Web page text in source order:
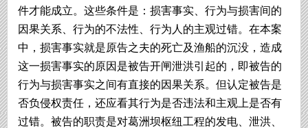
件才能成立。这些条件是：损害事实、行为与损害间的
因果关系、行为的不法性、行为人的主观过错。在本案
中，损害事实就是原告之夫的死亡及渔船的沉没，造成
这一损害事实的原因是被告开闸泄洪引起的，即被告的
行为与损害事实之间有直接的因果关系。但认定被告是
否负侵权责任，还应看其行为是否违法和主观上是否有
过错。被告的职责是对葛洲坝枢纽工程的发电、泄洪、